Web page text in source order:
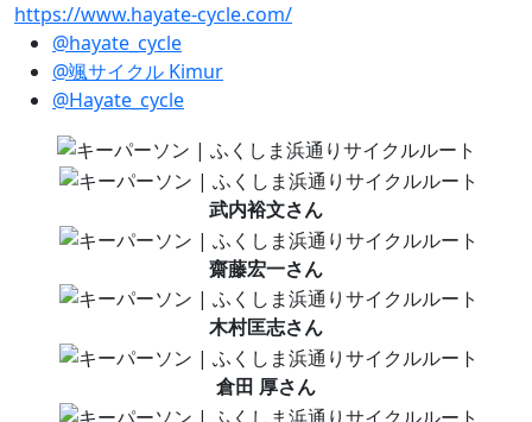
https://www.hayate-cycle.com/
@hayate_cycle
@颯サイクル Kimur
@Hayate_cycle
武内裕文さん
齋藤宏一さん
木村匡志さん
倉田 厚さん